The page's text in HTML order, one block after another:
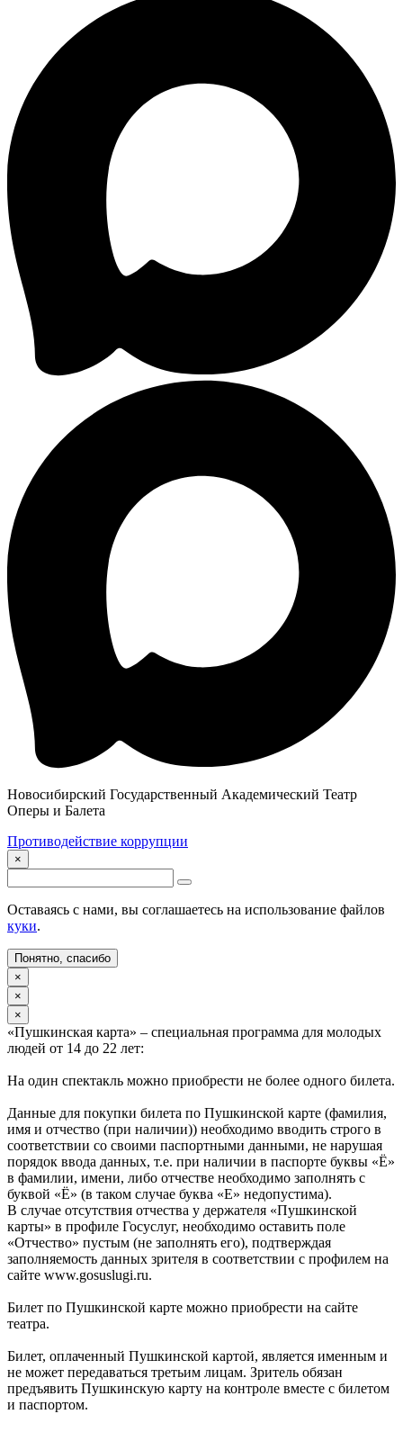
Новосибирский Государственный Академический Театр
Оперы и Балета
Противодействие коррупции
×
Оставаясь с нами, вы соглашаетесь на использование файлов
куки.
Понятно, спасибо
×
×
×
«Пушкинская карта» – специальная программа для молодых
людей от 14 до 22 лет:
На один спектакль можно приобрести не более одного билета.
Данные для покупки билета по Пушкинской карте (фамилия,
имя и отчество (при наличии)) необходимо вводить строго в
соответствии со своими паспортными данными, не нарушая
порядок ввода данных, т.е. при наличии в паспорте буквы «Ё»
в фамилии, имени, либо отчестве необходимо заполнять с
буквой «Ё» (в таком случае буква «Е» недопустима).
В случае отсутствия отчества у держателя «Пушкинской
карты» в профиле Госуслуг, необходимо оставить поле
«Отчество» пустым (не заполнять его), подтверждая
заполняемость данных зрителя в соответствии с профилем на
сайте www.gosuslugi.ru.
Билет по Пушкинской карте можно приобрести на сайте
театра.
Билет, оплаченный Пушкинской картой, является именным и
не может передаваться третьим лицам. Зритель обязан
предъявить Пушкинскую карту на контроле вместе с билетом
и паспортом.